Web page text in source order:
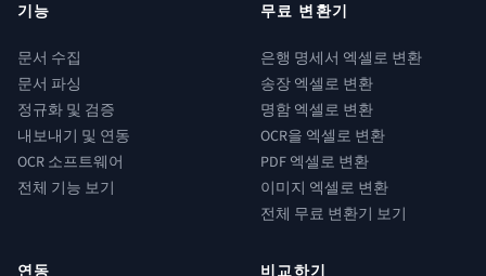
기능
문서 수집
문서 파싱
정규화 및 검증
내보내기 및 연동
OCR 소프트웨어
전체 기능 보기
무료 변환기
은행 명세서 엑셀로 변환
송장 엑셀로 변환
명함 엑셀로 변환
OCR을 엑셀로 변환
PDF 엑셀로 변환
이미지 엑셀로 변환
전체 무료 변환기 보기
연동 비교하기